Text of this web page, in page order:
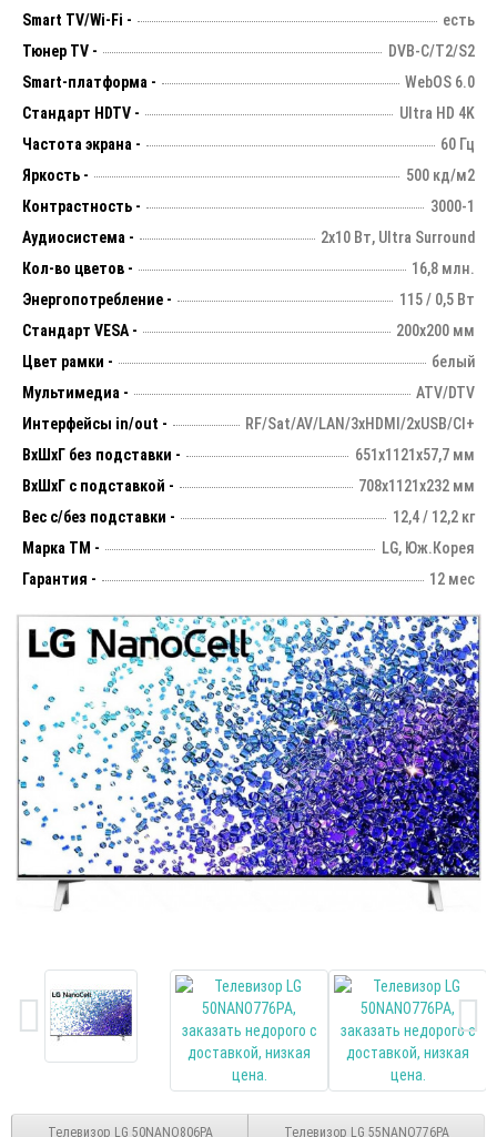
Smart TV/Wi-Fi -
есть
Тюнер TV -
DVB-C/T2/S2
Smart-платформа -
WebOS 6.0
Стандарт HDTV -
Ultra HD 4K
Частота экрана -
60 Гц
Яркость -
500 кд/м2
Контрастность -
3000-1
Аудиосистема -
2х10 Вт, Ultra Surround
Кол-во цветов -
16,8 млн.
Энергопотребление -
115 / 0,5 Вт
Стандарт VESA -
200х200 мм
Цвет рамки -
белый
Мультимедиа -
ATV/DTV
Интерфейсы in/out -
RF/Sat/AV/LAN/3xHDMI/2xUSB/CI+
ВхШхГ без подставки -
651х1121х57,7 мм
ВхШхГ с подставкой -
708х1121х232 мм
Вес с/без подставки -
12,4 / 12,2 кг
Марка ТМ -
LG, Юж.Корея
Гарантия -
12 мес
Телевизор LG 50NANO806PA Телевизор LG 55NANO776PA